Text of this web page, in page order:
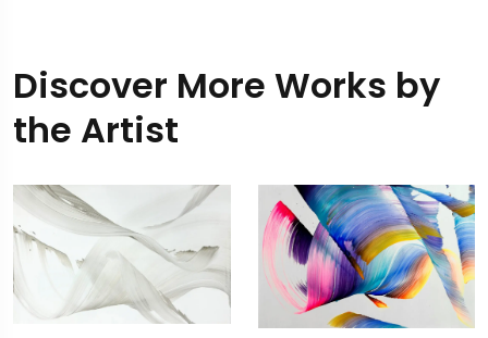
Discover More Works by
the Artist